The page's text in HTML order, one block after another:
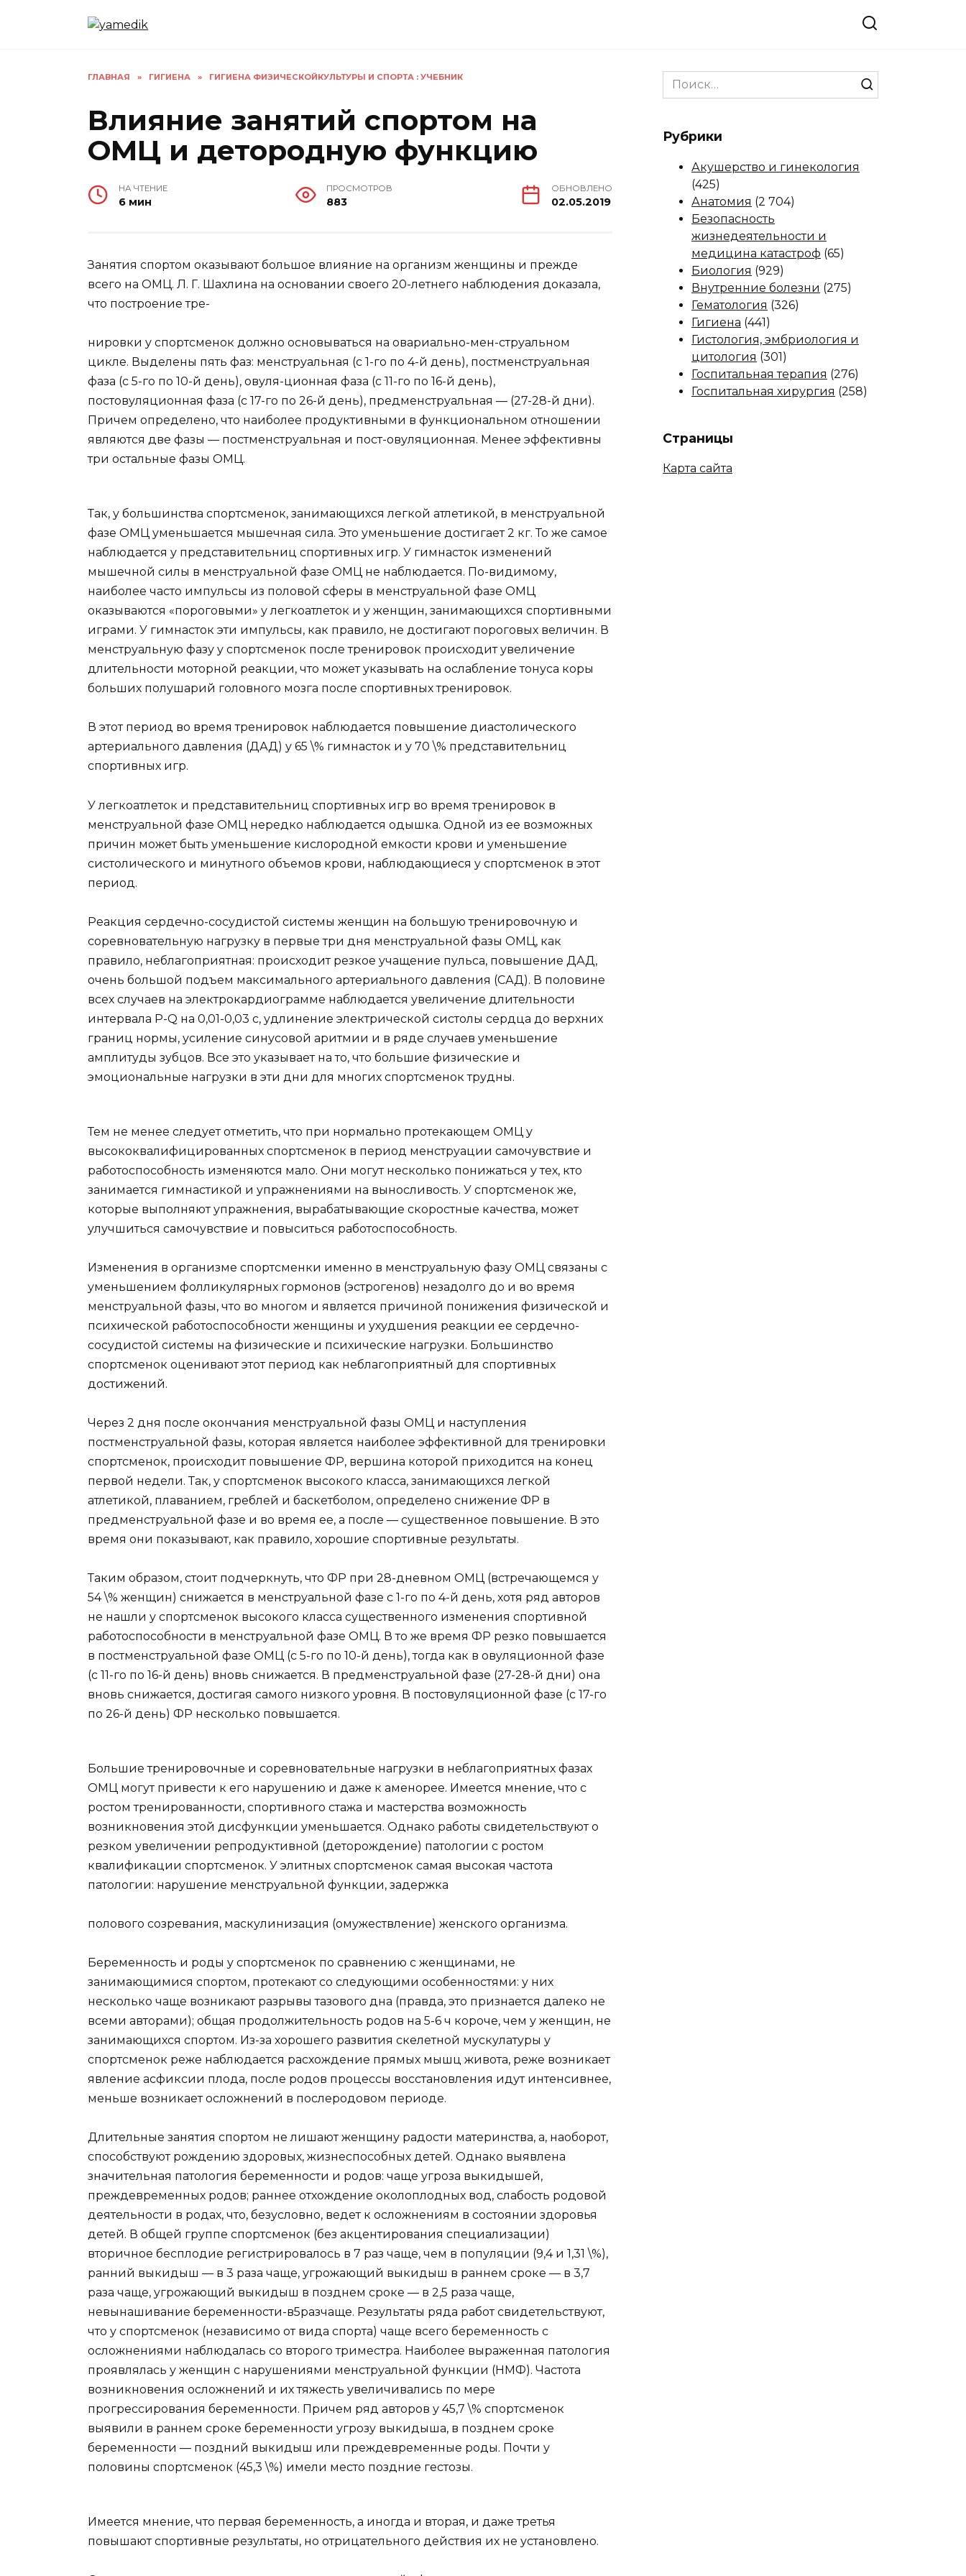
ГЛАВНАЯ » ГИГИЕНА » ГИГИЕНА ФИЗИЧЕСКОЙКУЛЬТУРЫ И СПОРТА : УЧЕБНИК
Влияние занятий спортом на
ОМЦ и детородную функцию
НА ЧТЕНИЕ
6 мин
ПРОСМОТРОВ
883
ОБНОВЛЕНО
02.05.2019
Занятия спортом оказывают большое влияние на организм женщины и прежде
всего на ОМЦ. Л. Г. Шахлина на основании своего 20-летнего наблюдения доказала,
что построение тре-
нировки у спортсменок должно основываться на овариально-мен-струальном
цикле. Выделены пять фаз: менструальная (с 1-го по 4-й день), постменструальная
фаза (с 5-го по 10-й день), овуля-ционная фаза (с 11-го по 16-й день),
постовуляционная фаза (с 17-го по 26-й день), предменструальная — (27-28-й дни).
Причем определено, что наиболее продуктивными в функциональном отношении
являются две фазы — постменструальная и пост-овуляционная. Менее эффективны
три остальные фазы ОМЦ.
Так, у большинства спортсменок, занимающихся легкой атлетикой, в менструальной
фазе ОМЦ уменьшается мышечная сила. Это уменьшение достигает 2 кг. То же самое
наблюдается у представительниц спортивных игр. У гимнасток изменений
мышечной силы в менструальной фазе ОМЦ не наблюдается. По-видимому,
наиболее часто импульсы из половой сферы в менструальной фазе ОМЦ
оказываются «пороговыми» у легкоатлеток и у женщин, занимающихся спортивными
играми. У гимнасток эти импульсы, как правило, не достигают пороговых величин. В
менструальную фазу у спортсменок после тренировок происходит увеличение
длительности моторной реакции, что может указывать на ослабление тонуса коры
больших полушарий головного мозга после спортивных тренировок.
В этот период во время тренировок наблюдается повышение диастолического
артериального давления (ДАД) у 65 \% гимнасток и у 70 \% представительниц
спортивных игр.
У легкоатлеток и представительниц спортивных игр во время тренировок в
менструальной фазе ОМЦ нередко наблюдается одышка. Одной из ее возможных
причин может быть уменьшение кислородной емкости крови и уменьшение
систолического и минутного объемов крови, наблюдающиеся у спортсменок в этот
период.
Реакция сердечно-сосудистой системы женщин на большую тренировочную и
соревновательную нагрузку в первые три дня менструальной фазы ОМЦ, как
правило, неблагоприятная: происходит резкое учащение пульса, повышение ДАД,
очень большой подъем максимального артериального давления (САД). В половине
всех случаев на электрокардиограмме наблюдается увеличение длительности
интервала P-Q на 0,01-0,03 с, удлинение электрической систолы сердца до верхних
границ нормы, усиление синусовой аритмии и в ряде случаев уменьшение
амплитуды зубцов. Все это указывает на то, что большие физические и
эмоциональные нагрузки в эти дни для многих спортсменок трудны.
Тем не менее следует отметить, что при нормально протекающем ОМЦ у
высококвалифицированных спортсменок в период менструации самочувствие и
работоспособность изменяются мало. Они могут несколько понижаться у тех, кто
занимается гимнастикой и упражнениями на выносливость. У спортсменок же,
которые выполняют упражнения, вырабатывающие скоростные качества, может
улучшиться самочувствие и повыситься работоспособность.
Изменения в организме спортсменки именно в менструальную фазу ОМЦ связаны с
уменьшением фолликулярных гормонов (эстрогенов) незадолго до и во время
менструальной фазы, что во многом и является причиной понижения физической и
психической работоспособности женщины и ухудшения реакции ее сердечно-
сосудистой системы на физические и психические нагрузки. Большинство
спортсменок оценивают этот период как неблагоприятный для спортивных
достижений.
Через 2 дня после окончания менструальной фазы ОМЦ и наступления
постменструальной фазы, которая является наиболее эффективной для тренировки
спортсменок, происходит повышение ФР, вершина которой приходится на конец
первой недели. Так, у спортсменок высокого класса, занимающихся легкой
атлетикой, плаванием, греблей и баскетболом, определено снижение ФР в
предменструальной фазе и во время ее, а после — существенное повышение. В это
время они показывают, как правило, хорошие спортивные результаты.
Таким образом, стоит подчеркнуть, что ФР при 28-дневном ОМЦ (встречающемся у
54 \% женщин) снижается в менструальной фазе с 1-го по 4-й день, хотя ряд авторов
не нашли у спортсменок высокого класса существенного изменения спортивной
работоспособности в менструальной фазе ОМЦ. В то же время ФР резко повышается
в постменструальной фазе ОМЦ (с 5-го по 10-й день), тогда как в овуляционной фазе
(с 11-го по 16-й день) вновь снижается. В предменструальной фазе (27-28-й дни) она
вновь снижается, достигая самого низкого уровня. В постовуляционной фазе (с 17-го
по 26-й день) ФР несколько повышается.
Большие тренировочные и соревновательные нагрузки в неблагоприятных фазах
ОМЦ могут привести к его нарушению и даже к аменорее. Имеется мнение, что с
ростом тренированности, спортивного стажа и мастерства возможность
возникновения этой дисфункции уменьшается. Однако работы свидетельствуют о
резком увеличении репродуктивной (деторождение) патологии с ростом
квалификации спортсменок. У элитных спортсменок самая высокая частота
патологии: нарушение менструальной функции, задержка
полового созревания, маскулинизация (омужествление) женского организма.
Беременность и роды у спортсменок по сравнению с женщинами, не
занимающимися спортом, протекают со следующими особенностями: у них
несколько чаще возникают разрывы тазового дна (правда, это признается далеко не
всеми авторами); общая продолжительность родов на 5-6 ч короче, чем у женщин, не
занимающихся спортом. Из-за хорошего развития скелетной мускулатуры у
спортсменок реже наблюдается расхождение прямых мышц живота, реже возникает
явление асфиксии плода, после родов процессы восстановления идут интенсивнее,
меньше возникает осложнений в послеродовом периоде.
Длительные занятия спортом не лишают женщину радости материнства, а, наоборот,
способствуют рождению здоровых, жизнеспособных детей. Однако выявлена
значительная патология беременности и родов: чаще угроза выкидышей,
преждевременных родов; раннее отхождение околоплодных вод, слабость родовой
деятельности в родах, что, безусловно, ведет к осложнениям в состоянии здоровья
детей. В общей группе спортсменок (без акцентирования специализации)
вторичное бесплодие регистрировалось в 7 раз чаще, чем в популяции (9,4 и 1,31 \%),
ранний выкидыш — в 3 раза чаще, угрожающий выкидыш в раннем сроке — в 3,7
раза чаще, угрожающий выкидыш в позднем сроке — в 2,5 раза чаще,
невынашивание беременности-в5разчаще. Результаты ряда работ свидетельствуют,
что у спортсменок (независимо от вида спорта) чаще всего беременность с
осложнениями наблюдалась со второго триместра. Наиболее выраженная патология
проявлялась у женщин с нарушениями менструальной функции (НМФ). Частота
возникновения осложнений и их тяжесть увеличивались по мере
прогрессирования беременности. Причем ряд авторов у 45,7 \% спортсменок
выявили в раннем сроке беременности угрозу выкидыша, в позднем сроке
беременности — поздний выкидыш или преждевременные роды. Почти у
половины спортсменок (45,3 \%) имели место поздние гестозы.
Имеется мнение, что первая беременность, а иногда и вторая, и даже третья
повышают спортивные результаты, но отрицательного действия их не установлено.
Search
for:
Рубрики
Акушерство и гинекология
(425)
Анатомия (2 704)
Безопасность
жизнедеятельности и
медицина катастроф (65)
Биология (929)
Внутренние болезни (275)
Гематология (326)
Гигиена (441)
Гистология, эмбриология и
цитология (301)
Госпитальная терапия (276)
Госпитальная хирургия (258)
Страницы
Карта сайта